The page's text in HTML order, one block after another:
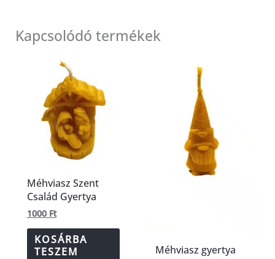
Kapcsolódó termékek
Méhviasz Szent
Család Gyertya
1000 Ft
KOSÁRBA
TESZEM
Méhviasz gyertya